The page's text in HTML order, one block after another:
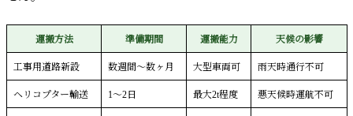
運搬方法 準備期間 運搬能力 天候の影響
工事用道路新設 数週間～数ヶ月 大型車両可 雨天時通行不可
ヘリコプター輸送 1～2日 最大2t程度 悪天候時運航不可